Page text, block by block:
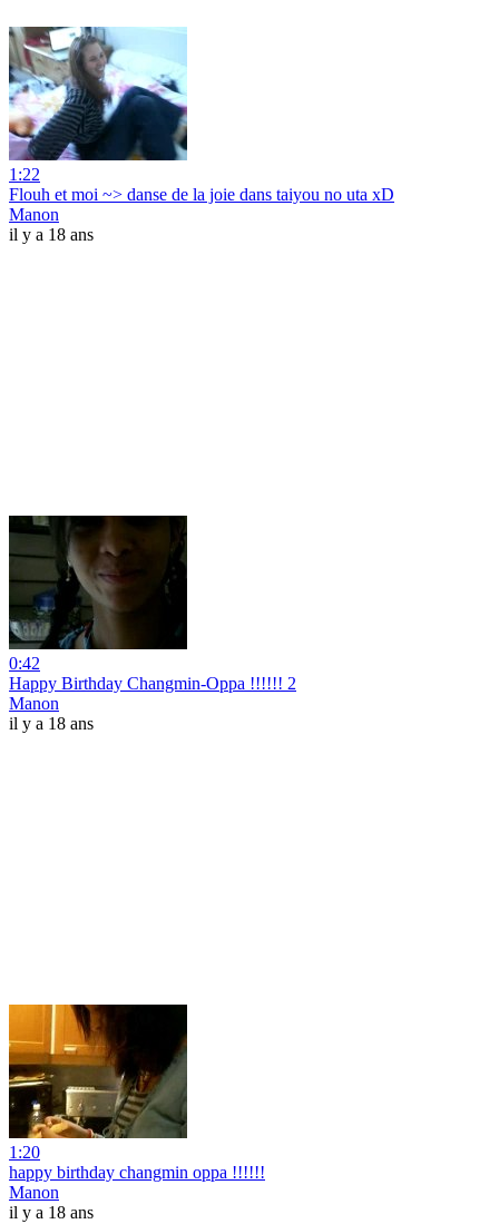
1:22
Flouh et moi ~> danse de la joie dans taiyou no uta xD
Manon
il y a 18 ans
0:42
Happy Birthday Changmin-Oppa !!!!!! 2
Manon
il y a 18 ans
1:20
happy birthday changmin oppa !!!!!!
Manon
il y a 18 ans